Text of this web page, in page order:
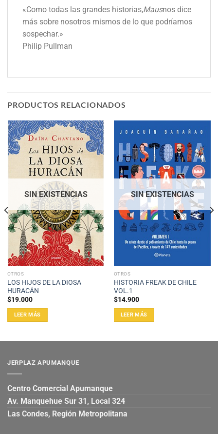
«Como todas las grandes historias,Mausnos dice
más sobre nosotros mismos de lo que podríamos
sospechar.»
Philip Pullman
PRODUCTOS RELACIONADOS
SIN EXISTENCIAS
OTROS
LOS HIJOS DE LA DIOSA
HURACÁN
$19.000
LEER MÁS
SIN EXISTENCIAS
OTROS
HISTORIA FREAK DE CHILE
VOL.1
$14.900
LEER MÁS
JERPLAZ APUMANQUE
Centro Comercial Apumanque
Av. Manquehue Sur 31, Local 324
Las Condes, Región Metropolitana